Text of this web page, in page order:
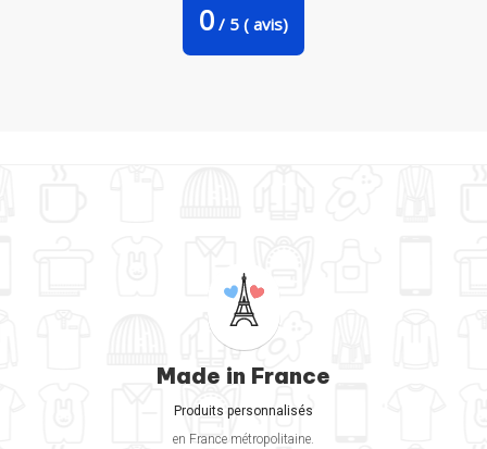
0 / 5 ( avis)
Made in France
Produits personnalisés
en France métropolitaine.